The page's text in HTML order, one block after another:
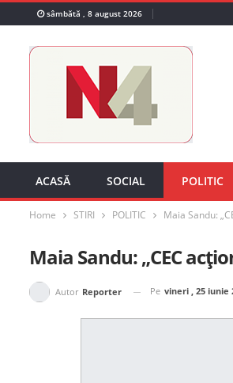
sâmbătă , 8 august 2026
ACASĂ SOCIAL POLITIC
Home STIRI POLITIC Maia Sandu:
Maia Sandu: „CEC
Autor Reporter Pe vineri , 25 iunie